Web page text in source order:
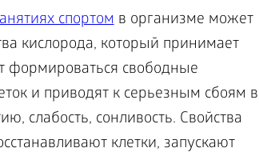
спортомв организме может
кислорода, который принимает
формироваться свободные
и приводят к серьезным сбоям в
слабость, сонливость. Свойства
клетки, запускают